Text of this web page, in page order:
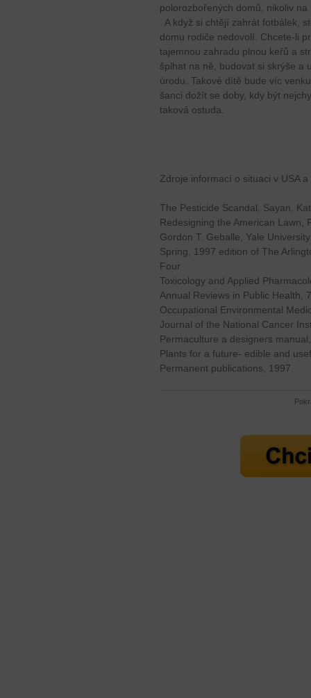
polorozbořených domů, nikoliv
. A když si chtějí zahrát fotbálek,
domu rodiče nedovolí. Chcete-li
tajemnou zahradu plnou keřů a
šplhat na ně, budovat si skrýše a
úrodu. Takové dítě bude víc
šanci dožít se doby, kdy být
taková ostuda.
Zdroje informací o situaci v USA
The Pesticide Scandal, Sayan,
Redesigning the American Lawn,
Gordon T. Geballe, Yale
Spring, 1997 edition of The
Four
Toxicology and Applied
Annual Reviews in Public Health,
Occupational Environmental
Journal of the National Cancer
Permaculture a designers
Plants for a future- edible and
Permanent publications, 1997.